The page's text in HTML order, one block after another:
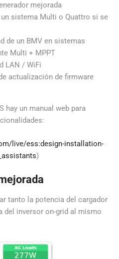
mejorada
sistema Multi o Quattro si se
de un BMV en sistemas
Multi + MPPT
LAN / WiFi
actualización de firmware
hay un manual web para
live/ess:design-installation-
)
tanto la potencia del cargador
del inversor on-grid al mismo